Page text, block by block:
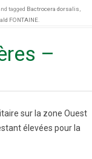
tagged Bactrocera dorsalis,
FONTAINE.
–
sur la zone Ouest
élevées pour la